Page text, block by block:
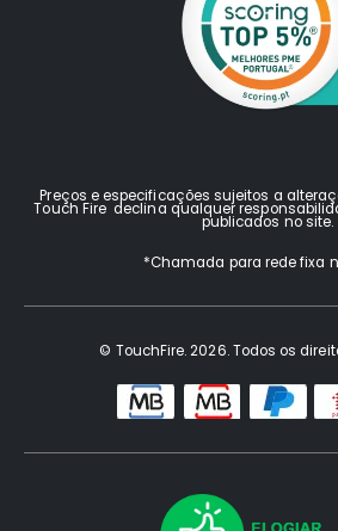
Preços e especificações sujeitos a
Touch Fire declina qualquer
publicados no site.
*Chamada para rede fixa
© TouchFire. 2026. Todos os